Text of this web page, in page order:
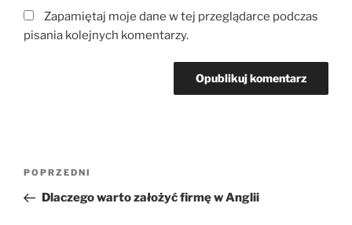
Zapamiętaj moje dane w tej przeglądarce podczas
pisania kolejnych komentarzy.
Nawigacja
Poprzedni
wpis
POPRZEDNI
Dlaczego warto założyć firmę w Anglii